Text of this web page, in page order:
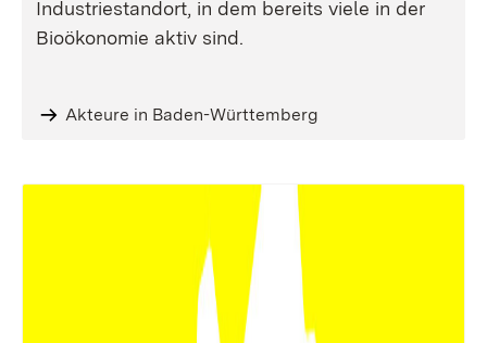
Industriestandort, in dem bereits viele in der
Bioökonomie aktiv sind.
Akteure in Baden-Württemberg